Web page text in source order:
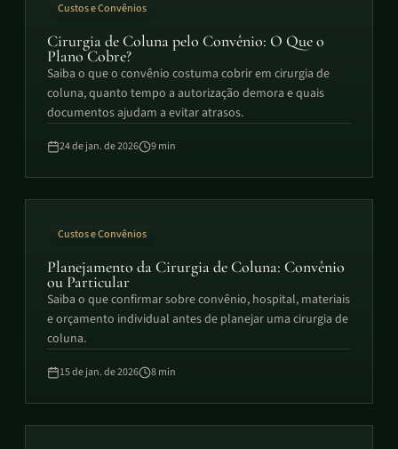
Custos e Convênios
Cirurgia de Coluna pelo Convênio: O Que o
Plano Cobre?
Saiba o que o convênio costuma cobrir em cirurgia de
coluna, quanto tempo a autorização demora e quais
documentos ajudam a evitar atrasos.
24 de jan. de 2026 9min
Custos e Convênios
Planejamento da Cirurgia de Coluna: Convênio
ou Particular
Saiba o que confirmar sobre convênio, hospital, materiais
e orçamento individual antes de planejar uma cirurgia de
coluna.
15 de jan. de 2026 8min